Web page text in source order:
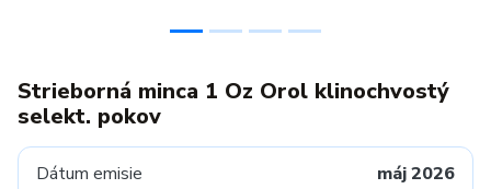
Strieborná minca 1 Oz Orol klinochvostý
selekt. pokov
Dátum emisie máj 2026